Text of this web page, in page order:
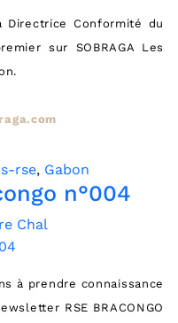
Directrice Conformité du
sur SOBRAGA Les
rse, Gabon
n°004
Chal
à prendre connaissance
RSE BRACONGO